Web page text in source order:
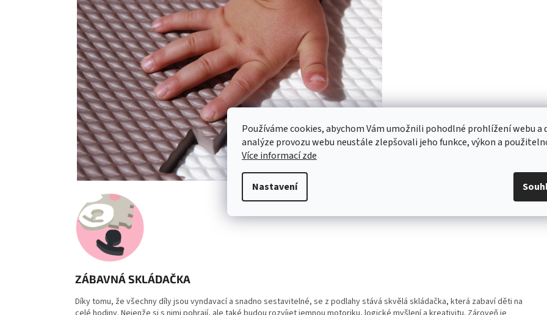
Používáme cookies, abychom Vám umožnili pohodlné prohlížení webu a
analýze provozu webu neustále zlepšovali jeho funkce, výkon a
Více informací zde
Nastavení
ZÁBAVNÁ SKLÁDAČKA
Díky tomu, že všechny díly jsou vyndavací a snadno sestavitelné, se z podlahy stává skvělá skládačka, která zabaví děti na